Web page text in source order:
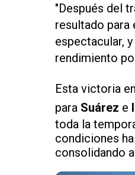
"Después del
resultado para
espectacular,
rendimiento
Esta victoria
para Suárez e
toda la
condiciones
consolidando